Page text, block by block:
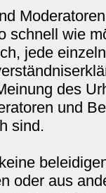
schnell wie
jede
des
und
sind.
oder aus